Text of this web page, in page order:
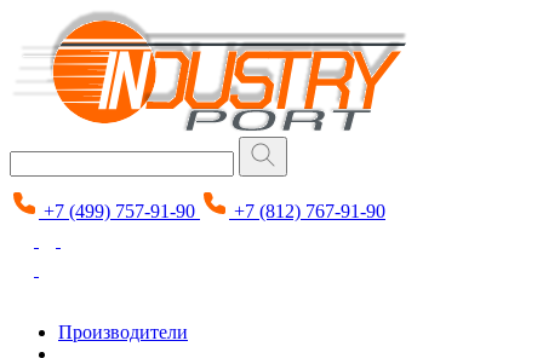
+7 (499) 757-91-90 +7 (812) 767-91-90
Производители